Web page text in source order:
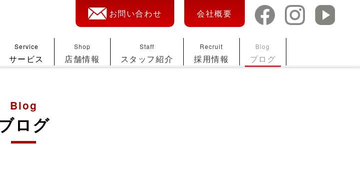
お問い合わせ 会社概要
Service
サービス
Shop
店舗情報
Staff
スタッフ紹介
Recruit
採用情報
Blog
ブログ
Blog
ログ